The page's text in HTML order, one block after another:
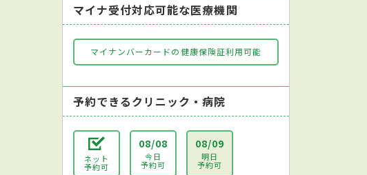
マイナ受付対応可能な医療機関
マイナンバーカードの健康保険証利用可能
予約できるクリニック・病院
ネット
予約可
08/08
今日
予約可
08/09
明日
予約可